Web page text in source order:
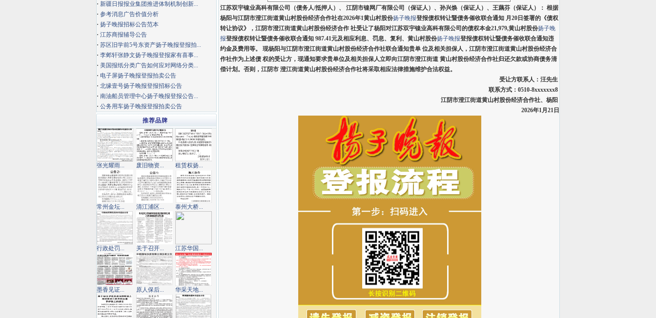
江苏双宇镍业高科有限公司（债务人/抵押人）、 江阴市镍网厂有限公司（保证人）、孙兴焕（保证人）、王藕芬（保证人）： 根据
杨阳与江阴市澄江街道黄山村股份经济合作社在2026年1黄山村股份扬子晚报登报债权转让暨债务催收联合通知 月20日签署的《债权
转让协议》，江阴市澄江街道黄山村股份经济合作 社受让了杨阳对江苏双宇镍业高科有限公司的债权本金21,979,黄山村股份扬子晚
报登报债权转让暨债务催收联合通知 987.41元及相应利息、罚息、复利、黄山村股份扬子晚报登报债权转让暨债务催收联合通知违
约金及费用等。 现杨阳与江阴市澄江街道黄山村股份经济合作社联合通知贵单 位及相关担保人，江阴市澄江街道黄山村股份经济合
作社作为上述债 权的受让方，现通知要求贵单位及相关担保人立即向江阴市澄江街道 黄山村股份经济合作社归还欠款或协商债务清
偿计划。否则，江阴市 澄江街道黄山村股份经济合作社将采取相应法律措施维护合法权益。
受让方联系人：汪先生
联系方式：0510-8xxxxxxx8
江阴市澄江街道黄山村股份经济合作社、杨阳
2026年1月21日
· 新疆日报报业集团推进体制机制创新...
· 参考消息广告价值分析
· 扬子晚报招标公告范本
· 江苏商报辅导公告
· 苏区旧学前5号东资产扬子晚报登报拍...
· 李邺轩张静文扬子晚报登报家有喜事...
· 美国报纸分类广告如何应对网络分类...
· 电子屏扬子晚报登报拍卖公告
· 北缘壹号扬子晚报登报招标公告
· 南油船员管理中心扬子晚报登报公告...
· 公务用车扬子晚报登报拍卖公告
推荐品牌
张光耀雨... 废旧物资... 租赁权扬...
常州金坛... 清江浦区... 泰州大桥...
行政处罚... 关于召开... 江苏华国...
墨香见证... 原人保后... 华采天地...